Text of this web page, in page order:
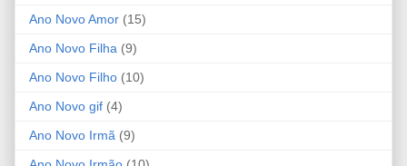
Ano Novo Amor (15)
Ano Novo Filha (9)
Ano Novo Filho (10)
Ano Novo gif (4)
Ano Novo Irmã (9)